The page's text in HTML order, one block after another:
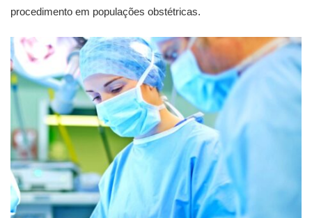
procedimento em populações obstétricas.